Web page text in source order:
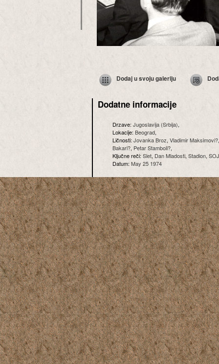
Dodaj u svoju galeriju
Dodatne informacije
Drzave:Jugoslavija (Srbija),
Lokacije:Beograd,
Ličnosti:Jovanka Broz, Vladimir Maksimovi?
Bakari?, Petar Stamboli?,
Ključne reči:Slet, Dan Mladosti, Stadion, SOJ
Datum: May 25 1974